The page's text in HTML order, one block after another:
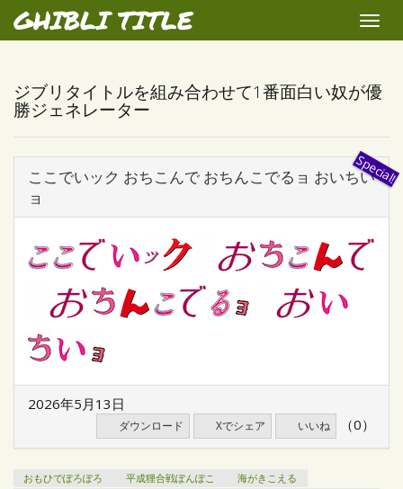
GHIBLI TITLE
Toggle
ジブリタイトルを組み合わせて1番面白い奴が優
勝ジェネレーター
ここでいック おちこんで おちんこでるョ おいちい
ョ
2026年5月13日
ダウンロード Xでシェア いいね （0）
おもひでぽろぽろ 平成狸合戦ぽんぽこ
海がきこえる